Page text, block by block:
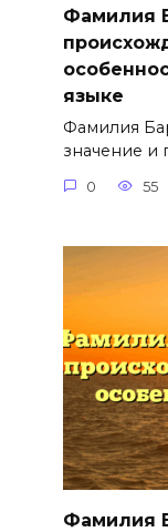
Фамилия
языке
Фамилия
значение и
0 55
Фамилия